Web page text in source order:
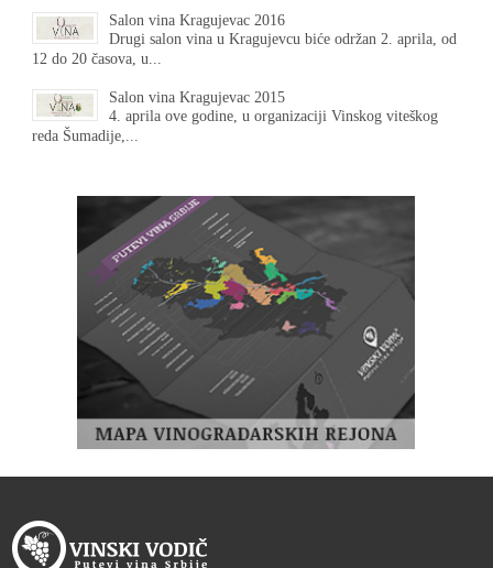
Salon vina Kragujevac 2016
Drugi salon vina u Kragujevcu biće održan 2. aprila, od
12 do 20 časova, u...
Salon vina Kragujevac 2015
4. aprila ove godine, u organizaciji Vinskog viteškog
reda Šumadije,...